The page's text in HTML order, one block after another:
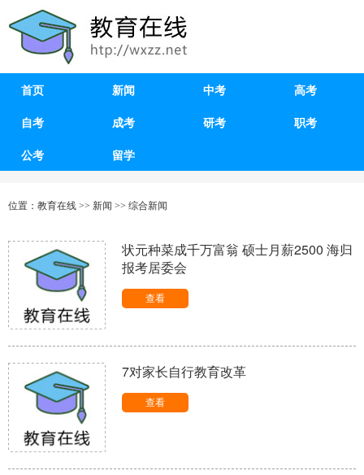
首页 新闻 中考
高考
自考
成考 研考
职考
公考
留学
位置： 教育在线 >> 新闻 >> 综合新闻
状元种菜成千万富翁 硕士月薪2500 海归
报考居委会
查看
7对家长自行教育改革
查看